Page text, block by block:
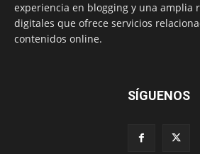
experiencia en blogging y una amplia
digitales que ofrece servicios
contenidos online.
SÍGUENOS